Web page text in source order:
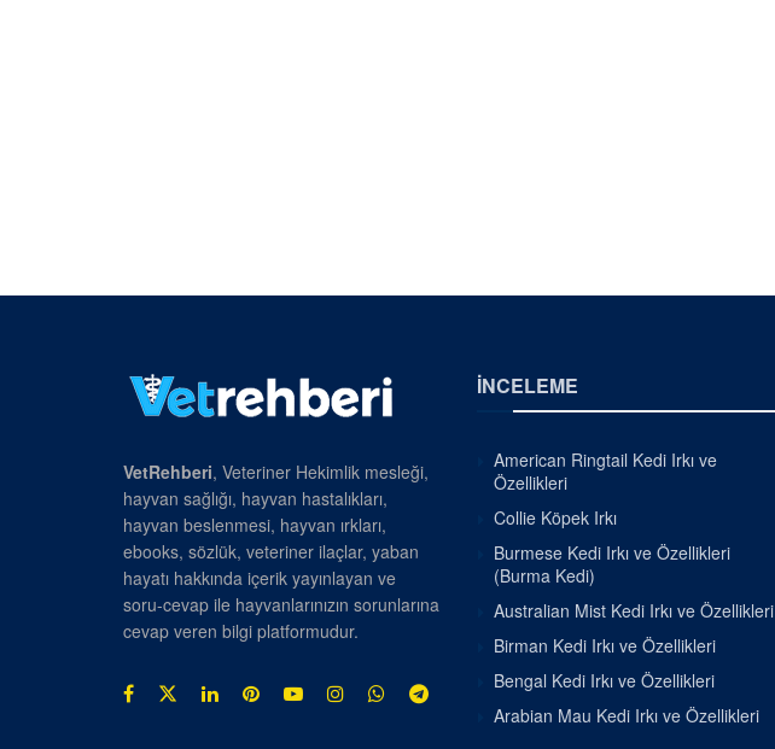
VetRehberi, Veteriner Hekimlik mesleği,
hayvan sağlığı, hayvan hastalıkları,
hayvan beslenmesi, hayvan ırkları,
ebooks, sözlük, veteriner ilaçlar, yaban
hayatı hakkında içerik yayınlayan ve
soru-cevap ile hayvanlarınızın sorunlarına
cevap veren bilgi platformudur.
İNCELEME
American Ringtail Kedi Irkı ve
Özellikleri
Collie Köpek Irkı
Burmese Kedi Irkı ve Özellikleri
(Burma Kedi)
Australian Mist Kedi Irkı ve Özellikleri
Birman Kedi Irkı ve Özellikleri
Bengal Kedi Irkı ve Özellikleri
Arabian Mau Kedi Irkı ve Özellikleri